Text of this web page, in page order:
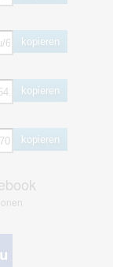
kopieren
kopieren
kopieren